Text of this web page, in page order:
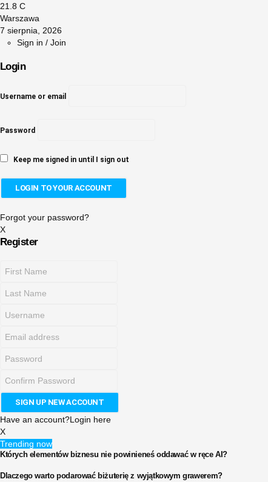
21.8 C
Warszawa
7 sierpnia, 2026
Sign in / Join
Login
Username or email
Password
Keep me signed in until I sign out
Forgot your password?
X
Register
Have an account?Login here
X
Trending now
Których elementów biznesu nie powinieneś oddawać w ręce AI?
Dlaczego warto podarować biżuterię z wyjątkowym grawerem?